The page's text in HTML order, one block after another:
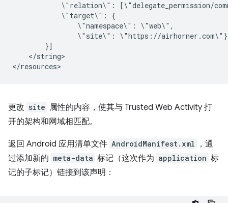
\"relation\":
\"target\":
\"namespace\":
\"site\":
</string>
更改 site 属性的内容，使其与 Trusted Web Activity 打
开的架构和网域相匹配。
返回 Android 应用清单文件 AndroidManifest.xml
，通
过添加新的 meta-data 标记（这次作为 application 标
记的子标记）链接到该声明：